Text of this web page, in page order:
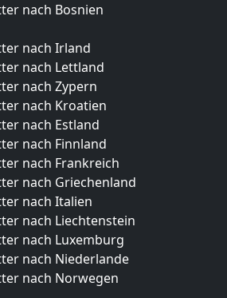
nach Bosnien
nach Irland
nach Lettland
nach Zypern
nach Kroatien
nach Estland
nach Finnland
nach Frankreich
nach Griechenland
nach Italien
nach Liechtenstein
nach Luxemburg
nach Niederlande
nach Norwegen